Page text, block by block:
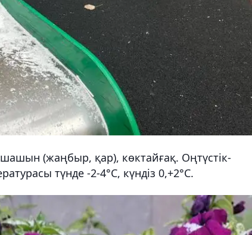
(жаңбыр, қар), көктайғақ. Оңтүстік-
түнде -2-4°C, күндіз 0,+2°C.